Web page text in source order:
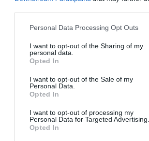
Personal Data Processing Opt Outs
I want to opt-out of the Sharing of my
personal data.
Opted In
I want to opt-out of the Sale of my
Personal Data.
Opted In
I want to opt-out of processing my
Personal Data for Targeted Advertising.
Opted In